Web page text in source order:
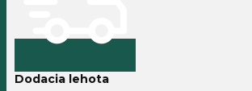
Dodacia lehota